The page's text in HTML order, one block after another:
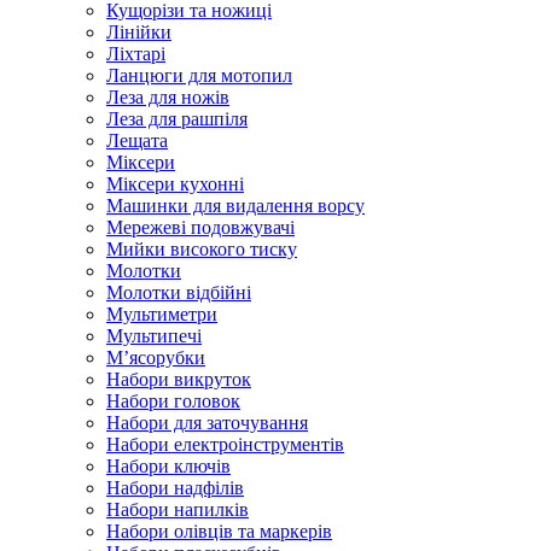
Кущорізи та ножиці
Лінійки
Ліхтарі
Ланцюги для мотопил
Леза для ножів
Леза для рашпіля
Лещата
Міксери
Міксери кухонні
Машинки для видалення ворсу
Мережеві подовжувачі
Мийки високого тиску
Молотки
Молотки відбійні
Мультиметри
Мультипечі
М’ясорубки
Набори викруток
Набори головок
Набори для заточування
Набори електроінструментів
Набори ключів
Набори надфілів
Набори напилків
Набори олівців та маркерів